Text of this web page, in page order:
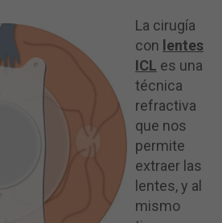
La cirugía
con lentes
ICL es una
técnica
refractiva
que nos
permite
extraer las
lentes, y al
mismo